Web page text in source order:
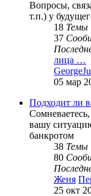
Вопросы,
т.п.) у
18 Темы
37
лица …
05 мар
Подходит ли
вашу
банкротом
38 Темы
80
Женя
25 окт